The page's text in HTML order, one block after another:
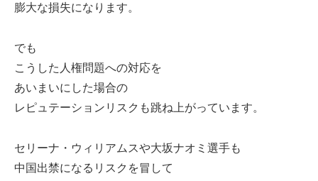
膨大な損失になります。
でも
こうした人権問題への対応を
あいまいにした場合の
レピュテーションリスクも跳ね上がっています。
セリーナ・ウィリアムスや大坂ナオミ選手も
中国出禁になるリスクを冒して